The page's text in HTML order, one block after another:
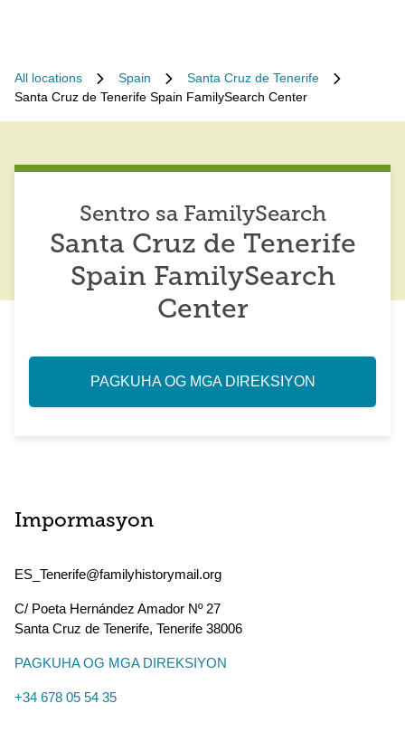
All locations Spain
Santa Cruz de Tenerife
Santa Cruz de Tenerife Spain FamilySearch Center
Sentro sa FamilySearch
Santa Cruz de Tenerife
Spain FamilySearch
Center
PAGKUHA OG MGA DIREKSIYON
Impormasyon
ES_Tenerife@familyhistorymail.org
C/ Poeta Hernández Amador Nº 27
Santa Cruz de Tenerife, Tenerife 38006
PAGKUHA OG MGA DIREKSIYON
+34 678 05 54 35